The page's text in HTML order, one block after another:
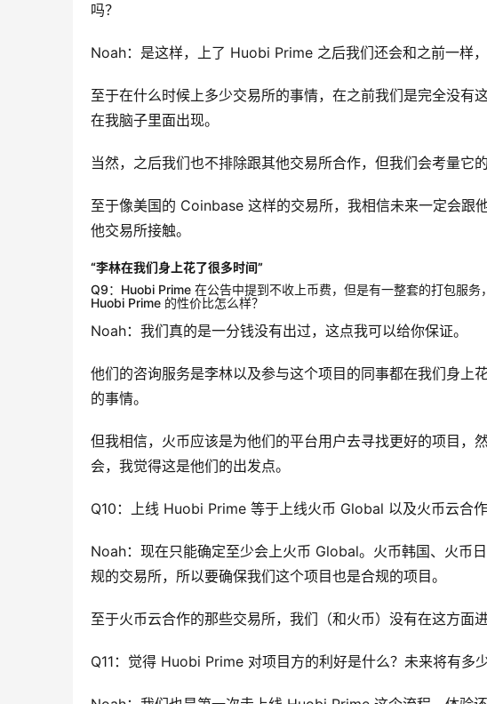
吗？
Noah：是这样，上了 Huobi Prime 之后我们还会和之前一样
至于在什么时候上多少交易所的事情，在之前我们是完全没
在我脑子里面出现。
当然，之后我们也不排除跟其他交易所合作，但我们会考量它
至于像美国的 Coinbase 这样的交易所，我相信未来一定会跟
他交易所接触。
“李林在我们身上花了很多时间”
Q9：Huobi Prime 在公告中提到不收上币费，但是有一整套的打包服
Huobi Prime 的性价比怎么样？
Noah：我们真的是一分钱没有出过，这点我可以给你保证。
他们的咨询服务是李林以及参与这个项目的同事都在我们身上
的事情。
但我相信，火币应该是为他们的平台用户去寻找更好的项目，
会，我觉得这是他们的出发点。
Q10：上线 Huobi Prime 等于上线火币 Global 以及火币云合
Noah：现在只能确定至少会上火币 Global。火币韩国、火币
规的交易所，所以要确保我们这个项目也是合规的项目。
至于火币云合作的那些交易所，我们（和火币）没有在这方面
Q11：觉得 Huobi Prime 对项目方的利好是什么？未来将有多